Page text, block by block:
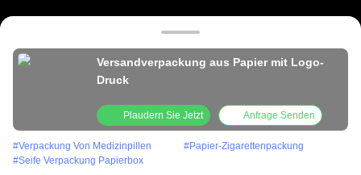
Versandverpackung aus Papier mit Logo-
Druck
Plaudern Sie Jetzt Anfrage Senden
#Verpackung Von Medizinpillen #Papier-Zigarettenpackung
#Seife Verpackung Papierbox